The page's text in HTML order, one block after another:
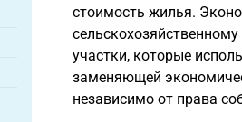
стоимость жилья.
участки, которые
заменяющей
независимо от права